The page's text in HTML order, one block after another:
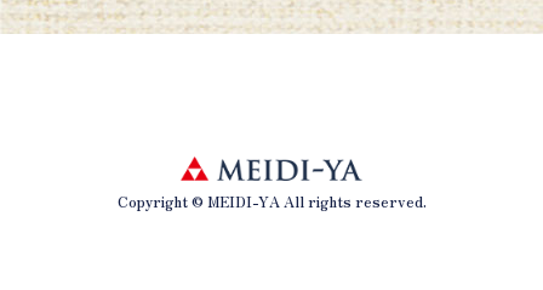
Copyright © MEIDI-YA All rights reserved.